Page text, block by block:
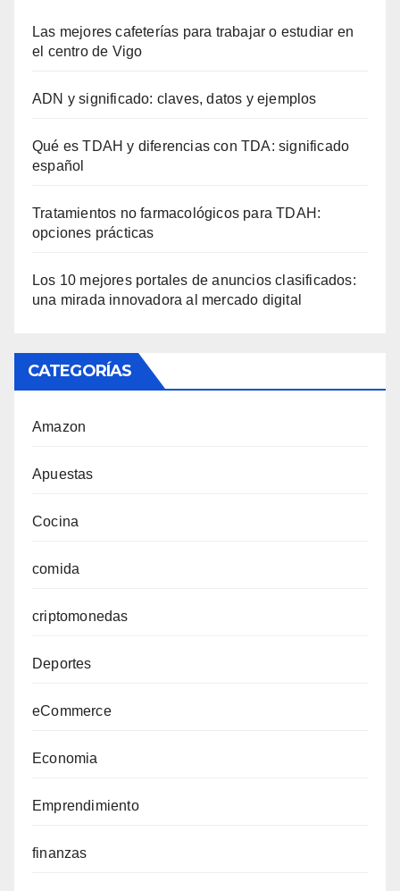
Las mejores cafeterías para trabajar o estudiar en
el centro de Vigo
ADN y significado: claves, datos y ejemplos
Qué es TDAH y diferencias con TDA: significado
español
Tratamientos no farmacológicos para TDAH:
opciones prácticas
Los 10 mejores portales de anuncios clasificados:
una mirada innovadora al mercado digital
CATEGORÍAS
Amazon
Apuestas
Cocina
comida
criptomonedas
Deportes
eCommerce
Economia
Emprendimiento
finanzas